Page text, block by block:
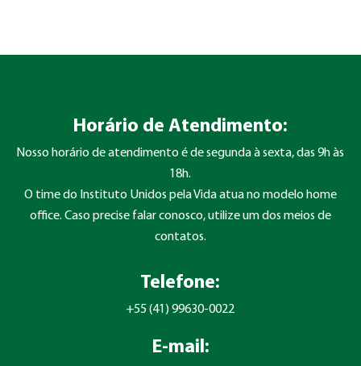
Horário de Atendimento:
Nosso horário de atendimento é de segunda à sexta, das 9h às
18h.
O time do Instituto Unidos pela Vida atua no modelo home
office. Caso precise falar conosco, utilize um dos meios de
contatos.
Telefone:
+55 (41) 99630-0022
E-mail: